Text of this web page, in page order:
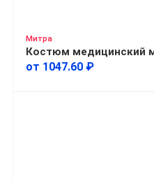
Митра
Костюм медицинский
от 1047.60 ₽